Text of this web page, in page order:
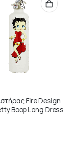
Fire Design
Boop Long Dress